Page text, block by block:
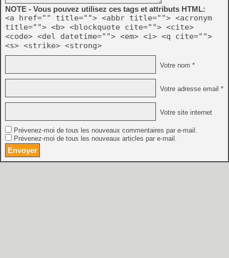
NOTE - Vous pouvez utilisez ces tags et attributs HTML:
<a href="" title=""> <abbr title=""> <acronym
title=""> <b> <blockquote cite=""> <cite>
<code> <del datetime=""> <em> <i> <q cite="">
<s> <strike> <strong>
Votre nom *
Votre adresse email *
Votre site internet
Prévenez-moi de tous les nouveaux commentaires par e-mail.
Prévenez-moi de tous les nouveaux articles par e-mail.